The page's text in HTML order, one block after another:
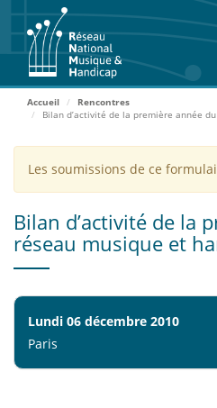
RNMH
Missions
Adhérents
Zoom Adhérents
Espace ressources
Contact
Accueil
ADHÉRER
contenu
principal
Accueil
Rencontres
Bilan d’activité de la première année
Message
Les soumissions de ce
Bilan d’activité de la
réseau musique et
Lundi 06 décembre 2010
Paris